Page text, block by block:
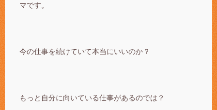
マです。
今の仕事を続けていて本当にいいのか？
もっと自分に向いている仕事があるのでは？